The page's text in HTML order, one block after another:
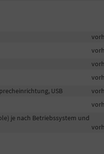
USB
je nach Betriebssystem und